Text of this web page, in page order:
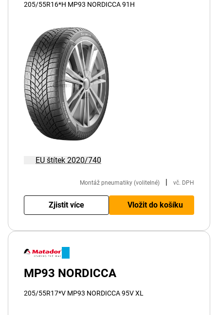
205/55R16*H MP93 NORDICCA 91H
EU štítek 2020/740
Montáž pneumatiky (volitelné) | vč. DPH
Zjistit více Vložit do košíku
MP93 NORDICCA
205/55R17*V MP93 NORDICCA 95V XL